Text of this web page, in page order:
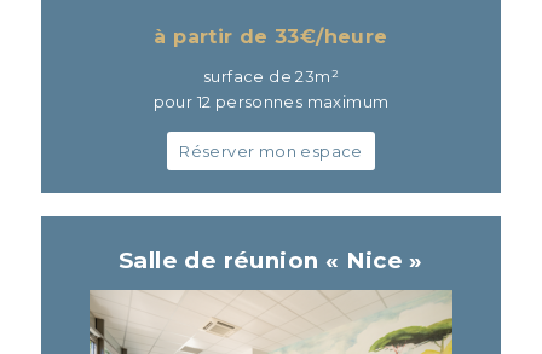
à partir de 33€/heure
surface de 23m²
pour 12 personnes maximum
Réserver mon espace
Salle de réunion « Nice »